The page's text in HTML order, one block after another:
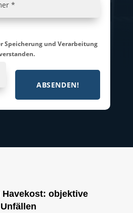
Speicherung und Verarbeitung
ABSENDEN!
objektive